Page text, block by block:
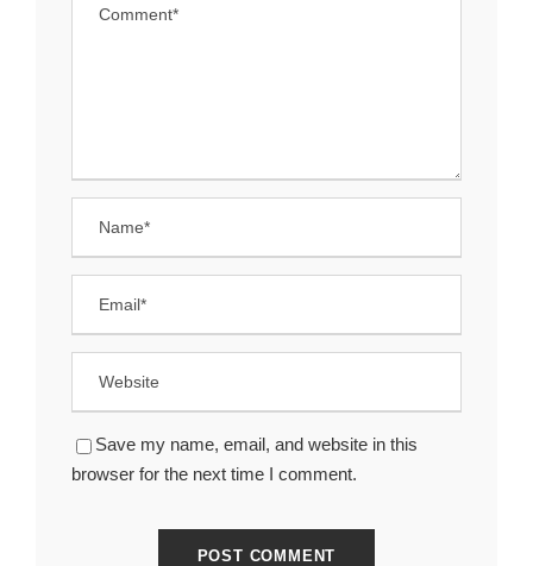
Save my name, email, and website in this
browser for the next time I comment.